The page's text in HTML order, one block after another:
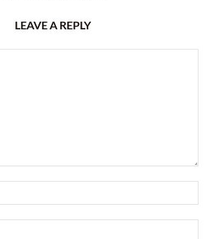
LEAVE A REPLY